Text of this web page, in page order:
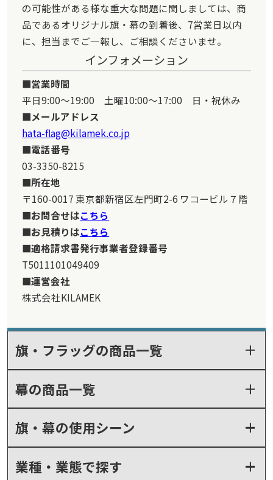
の可能性がある様な重大な問題に関しましては、商
品であるオリジナル旗・幕の到着後、7営業日以内
に、担当までご一報し、ご相談くださいませ。
インフォメーション
営業時間
平日9:00～19:00 土曜10:00～17:00 日・祝休み
メールアドレス
hata-flag@kilamek.co.jp
電話番号
03-3350-8215
所在地
〒160-0017 東京都新宿区左門町2-6 ワコービル７階
お問合せはこちら
お見積りはこちら
適格請求書発行事業者登録番号
T5011101049409
運営会社
株式会社KILAMEK
旗・フラッグの商品一覧
幕の商品一覧
旗・幕の使用シーン
業種・業態で探す